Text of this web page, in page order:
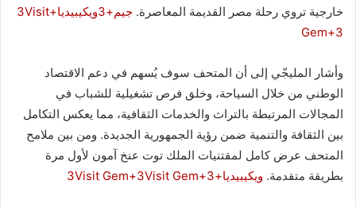
خارجية تروي رحلة مصر القديمة المعاصرة. جيم+3 ويكيبيديا+3
Visit
Gem+3
وأشار المليجّي إلى أن المتحف سوف يُسهم في دعم الاقتصاد
الوطني من خلال السياحة، وخلق فرص تشغيلية للشباب في
المجالات المرتبطة بالتراث والخدمات الثقافية، مما يعكس التكامل
بين الثقافة والتنمية ضمن رؤية الجمهورية الجديدة. ومن بين ملامح
المتحف عرض كامل لمقتنيات الملك توت عنخ آمون لأول مرة
بطريقة متقدمة. ويكيبيديا+3
Visit Gem+3Visit Gem+3